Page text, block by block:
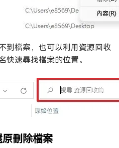
到檔案，也可以利用資源回收
快速尋找檔案的位置。
刪除檔案